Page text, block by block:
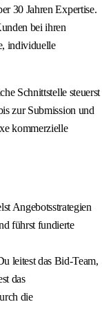
30 Jahren Expertise.
bei ihren
individuelle
Schnittstelle steuerst
zur Submission und
kommerzielle
Angebotsstrategien
führst fundierte
leitest das Bid-Team,
das
die